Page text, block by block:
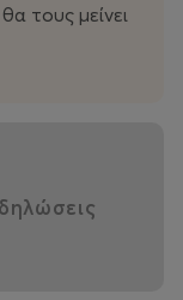
τους μείνει